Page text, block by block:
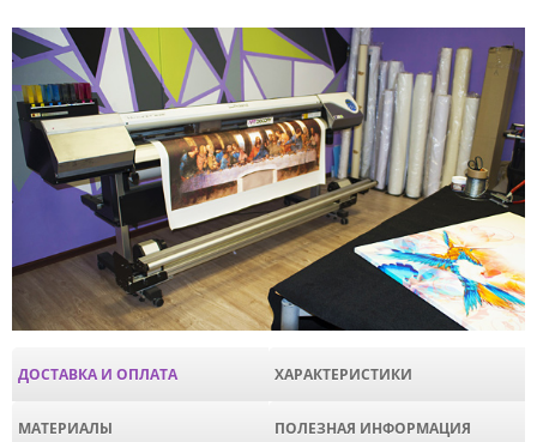
ДОСТАВКА И ОПЛАТА ХАРАКТЕРИСТИКИ
МАТЕРИАЛЫ ПОЛЕЗНАЯ ИНФОРМАЦИЯ